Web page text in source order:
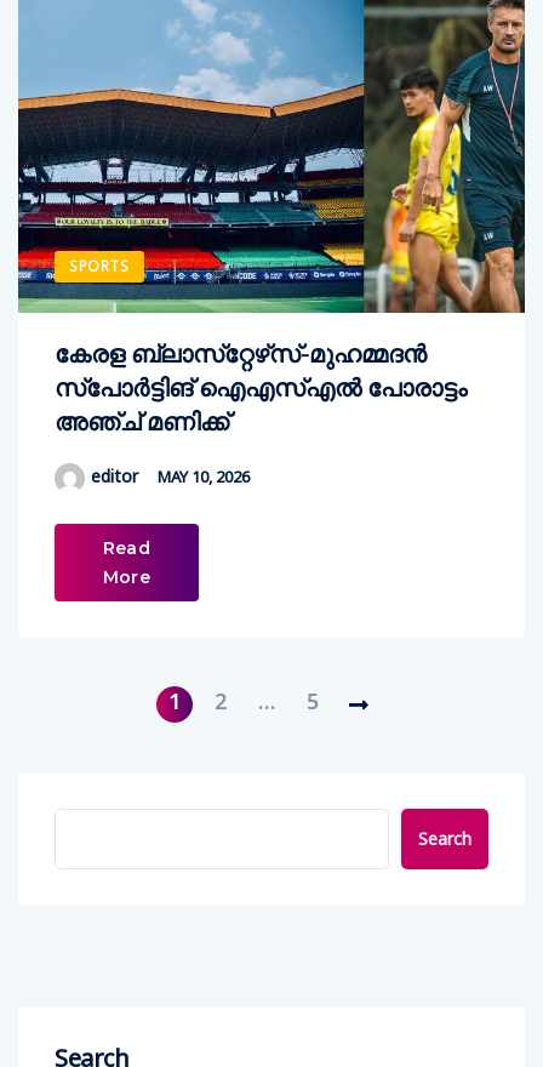
SPORTS
കേരള ബ്ലാസ്‌റ്റേഴ്‌സ്-മുഹമ്മദന്‍
സ്‌പോര്‍ട്ടിങ് ഐഎസ്എല്‍ പോരാട്ടം
അഞ്ച് മണിക്ക്
editor MAY 10, 2026
Read
More
1 2 … 5
Search
Search